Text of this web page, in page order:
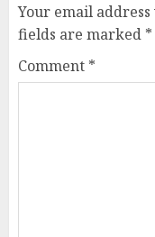
Your email
fields are marked *
Comment *